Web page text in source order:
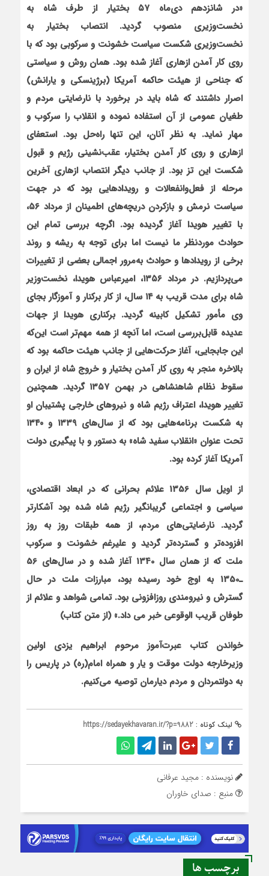
«در شانزدهم دی‌ماه ۵۷ بختیار از طرف شاه به
نخست‌وزیری منصوب گردید. انتصاب بختیار به
نخست‌وزیری شکست سیاست خشونت و سرکوبی بود که با
روی کار آمدن ازهاری آغاز شده بود. همان روش و سیاستی
که جناحی از هیئت حاکمه آمریکا (برژینسکی و یارانش)
اصرار داشتند که شاه باید در برخورد با نارضایتی مردم و
طغیان عمومی از آن استفاده نموده و انقلاب را سرکوب و
مهار نماید. به نظر آنان، این تنها راه‌حل بود. استعفای
ازهاری و روی کار آمدن بختیار، عقب‌نشینی رژیم و قبول
شکست این تز بود. از جانب دیگر انتصاب ازهاری آخرین
مرحله از فعل‌وانفعالات و رویدادهایی بود که در جهت
سیاست نرمش و بازکردن دریچه‌های اطمینان از مرداد ۵۶،
با تغییر هویدا آغاز گردیده بود. اگرچه بررسی تمام این
حوادث موردنظر ما نیست اما برای توجه به ریشه و روند
برخی از رویدادها و حوادث به‌مرور اجمالی بعضی از تغییرات
می‌پردازیم. در مرداد ۱۳۵۶، امیرعباس هویدا، نخست‌وزیر
شاه برای مدت قریب به ۱۴ سال، از کار برکنار و آموزگار بجای
وی مأمور تشکیل کابینه گردید. برکناری هویدا از جهات
عدیده قابل‌بررسی است، اما آنچه از همه مهم‌تر است این‌که
این جابجایی، آغاز حرکت‌هایی از جانب هیئت حاکمه بود که
بالاخره منجر به روی کار آمدن بختیار و خروج شاه از ایران و
سقوط نظام شاهنشاهی در بهمن ۱۳۵۷ گردید. همچنین
تغییر هویدا، اعتراف رژیم شاه و نیروهای خارجی پشتیبان او
به شکست برنامه‌هایی بود که از سال‌های ۱۳۳۹ و ۱۳۴۰
تحت عنوان «انقلاب سفید شاه» به دستور و با پیگیری دولت
آمریکا آغاز کرده بود.
از اويل سال 1356 علائم بحراني که در ابعاد اقتصادي،
سياسي و اجتماعي گريبانگير رژيم شاه شده بود آشکارتر
گرديد. نارضايتي‌هاي مردم، از همه طبقات روز به روز
افزوده‌تر و گسترده‌تر گرديد و عليرغم خشونت و سرکوب
ملت که از همان سال 1340 آغاز شده و در سال‌هاي 56
ـ1350 به اوج خود رسيده بود، مبارزات ملت در حال
گسترش و نيرومندي روزافزوني بود. تمامي شواهد و علائم از
طوفان قريب الوقوعي خبر مي داد.» (از متن کتاب)
خواندن کتاب عبرت‌آموز مرحوم ابراهیم یزدی اولین
وزیرخارجه دولت موقت و یار و همراه امام(ره) در پاریس را
به دولتمردان و مردم دیارمان توصیه می‌کنیم.
لینک کوتاه : https://sedayekhavaran.ir/?p=9882
نویسنده : مجید عرفانی
منبع : صدای خاوران
برچسب ها